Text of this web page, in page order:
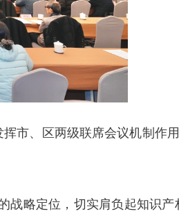
市、区两级联席会议机制作
略定位，切实肩负起知识产